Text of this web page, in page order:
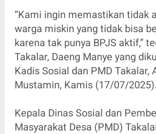
“Kami ingin memastikan tidak
warga miskin yang tidak bisa
karena tak punya BPJS aktif,”
Takalar, Daeng Manye yang
Kadis Sosial dan PMD Takalar,
Mustamin, Kamis (17/07/2025).
Kepala Dinas Sosial dan
Masyarakat Desa (PMD)